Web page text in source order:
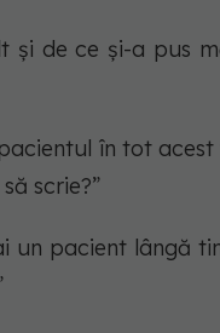
și de ce și-a pus
în tot
scrie?”
un pacient lângă